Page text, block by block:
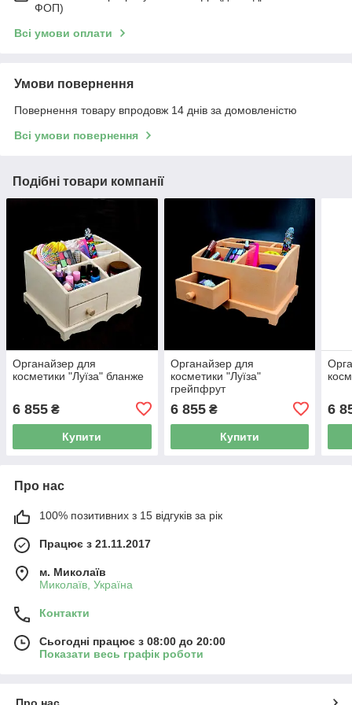
ФОП)
Всі умови оплати
Умови повернення
Повернення товару впродовж 14 днів за домовленістю
Всі умови повернення
Подібні товари компанії
Органайзер для
косметики "Луїза" бланже
6 855 ₴
Купити
Органайзер для
косметики "Луїза"
грейпфрут
6 855₴
Купити
6
Про нас
100% позитивних з 15 відгуків за рік
Працює з 21.11.2017
м. Миколаїв
Миколаїв, Україна
Контакти
Сьогодні працює з 08:00 до 20:00
Показати весь графік роботи
Про нас